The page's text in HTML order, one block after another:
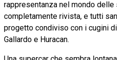
rappresentanza nel mondo
completamente rivista, e tutti
progetto condiviso con i cugini
Gallardo e Huracan.